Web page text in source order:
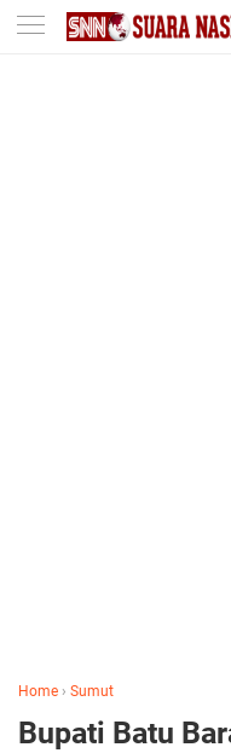
-->
Home › Sumut
Bupati Batu